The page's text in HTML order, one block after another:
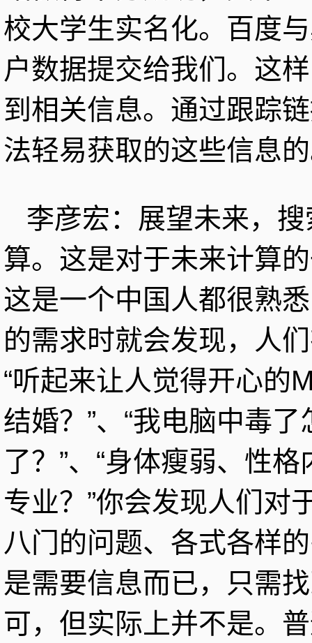
校大学生实名化。百度
户数据提交给我们。这
到相关信息。通过跟踪
法轻易获取的这些信息
李彦宏：展望未来，
算。这是对于未来计算
这是一个中国人都很熟
的需求时就会发现，人
“听起来让人觉得开心的
结婚？”、“我电脑中毒
了？”、“身体瘦弱、性
专业？”你会发现人们对
八门的问题、各式各样
是需要信息而已，只需
可，但实际上并不是。